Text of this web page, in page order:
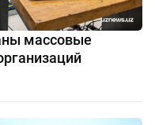
массовые